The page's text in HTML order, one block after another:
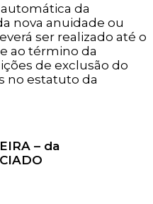
da
nova anuidade ou
ser realizado até o
ao término da
de exclusão do
no estatuto da
– da